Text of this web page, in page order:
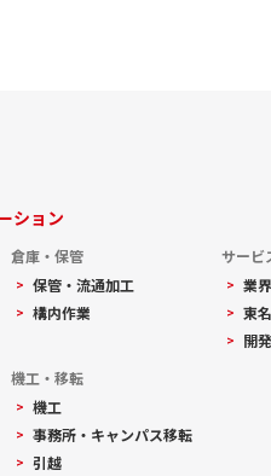
ション
倉庫・保管
保管・流通加工
構内作業
サービ
業
東
開
機工・移転
機工
事務所・キャンパス移転
引越